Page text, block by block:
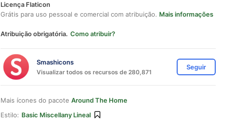
Licença Flaticon
Grátis para uso pessoal e comercial com atribuição. Mais informações
Atribuição obrigatória. Como atribuir?
Smashicons
Visualizar todos os recursos de 280,871
Seguir
Mais ícones do pacote Around The Home
Estilo: Basic Miscellany Lineal